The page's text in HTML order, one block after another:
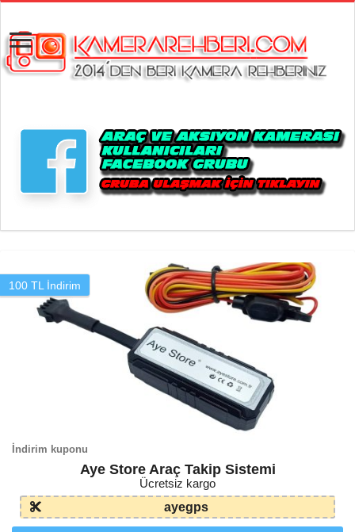
100 TL İndirim
İndirim kuponu
Aye Store Araç Takip Sistemi
Ücretsiz kargo
ayegps